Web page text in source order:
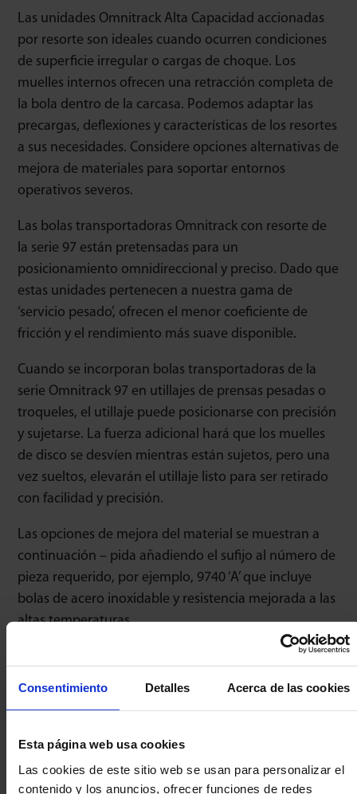
Consentimiento Detalles Acerca de las cookies
Esta página web usa cookies
Las cookies de este sitio web se usan para personalizar el
contenido y los anuncios, ofrecer funciones de redes
Las unidades Omnitrack Alta Capacidad accionadas
por resorte son ideales cuando ocurren condiciones
de superficie irregular o cargas de choque. Los
muelles internos ofrecen una retracción completa de
la bola dentro de la carcasa. Podemos adaptar las
precargas, deflexiones y características de los resortes
a sus necesidades. Considere opciones alternativas de
mejora de materiales para soportar entornos
operativos severos.
Las bolas transportadoras Omnitrack con resorte de
la serie 97 están pretensadas para un
posicionamiento omnidireccional y preciso. Dado que
estas unidades pertenecen a nuestra gama de
‘servicio pesado’, ofrecen el menor coeficiente de
fricción y el rendimiento más suave disponible.
Cuando se incorporan bolas transportadoras de la
serie Omnitrack 97 en utillajes de prensas pesadas o
troqueles, el utillaje puede posicionarse con precisión
y sujetarse. La fuerza adicional hará que los muelles
de disco se desvíen mientras están sujetos, pero una
vez sueltos, elevarán el utillaje listo para ser retirado
con facilidad y precisión.
Las opciones de mejora del material se muestran a
continuación – pida añadiendo el sufijo al número de
pieza requerido, por ejemplo, 9740 ‘A’ que incluye
bolas de acero inoxidable y resistencia mejorada a las
altas temperaturas.
Las piezas del mecanismo de resorte siguen siendo
completamente dentro de la carcasa.